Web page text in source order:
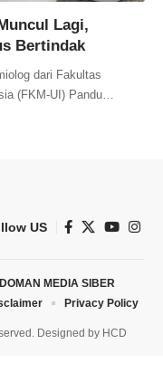
Lagi,
Bertindak
dari Fakultas
(FKM-UI) Pandu…
US
Designed by HCD
MEDIA SIBER
Privacy Policy